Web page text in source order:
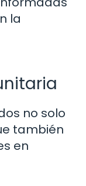
la
no solo
también
en